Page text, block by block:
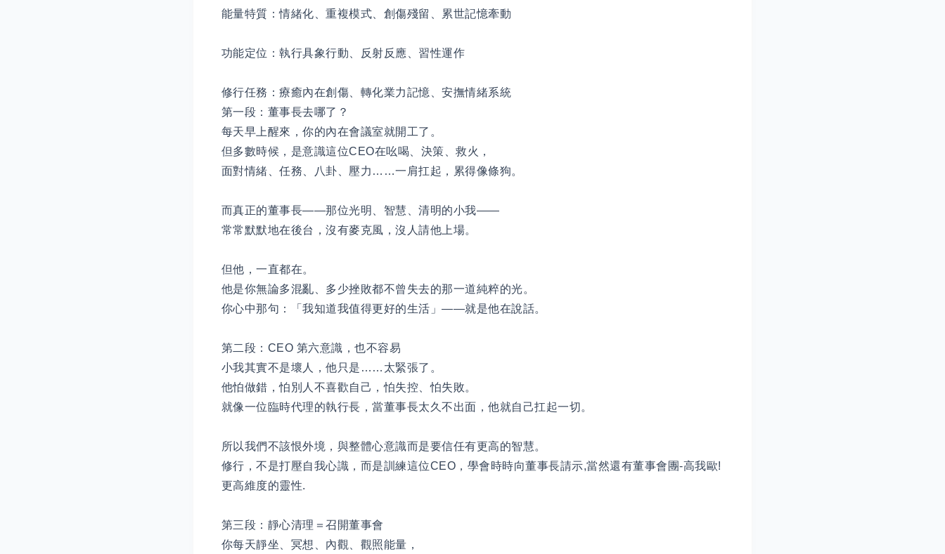
能量特質：情緒化、重複模式、創傷殘留、累世記憶牽動
功能定位：執行具象行動、反射反應、習性運作
修行任務：療癒內在創傷、轉化業力記憶、安撫情緒系統
第一段：董事長去哪了？
每天早上醒來，你的內在會議室就開工了。
但多數時候，是意識這位CEO在吆喝、決策、救火，
面對情緒、任務、八卦、壓力……一肩扛起，累得像條狗。
而真正的董事長——那位光明、智慧、清明的小我——
常常默默地在後台，沒有麥克風，沒人請他上場。
但他，一直都在。
他是你無論多混亂、多少挫敗都不曾失去的那一道純粹的光。
你心中那句：「我知道我值得更好的生活」——就是他在說話。
第二段：CEO 第六意識，也不容易
小我其實不是壞人，他只是……太緊張了。
他怕做錯，怕別人不喜歡自己，怕失控、怕失敗。
就像一位臨時代理的執行長，當董事長太久不出面，他就自己扛起一切。
所以我們不該恨外境，與整體心意識而是要信任有更高的智慧。
修行，不是打壓自我心識，而是訓練這位CEO，學會時時向董事長請示,當然還有董事會團-高我歐!
更高維度的靈性.
第三段：靜心清理＝召開董事會
你每天靜坐、冥想、內觀、觀照能量，